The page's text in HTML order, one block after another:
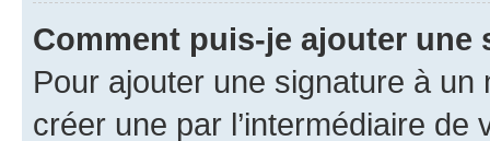
Comment puis-je ajouter une
Pour ajouter une signature à un
créer une par l’intermédiaire